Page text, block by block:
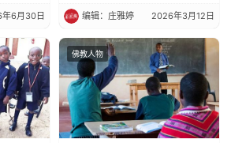
6月30日 编辑：庄雅婷 2026年3月12日
佛教人物